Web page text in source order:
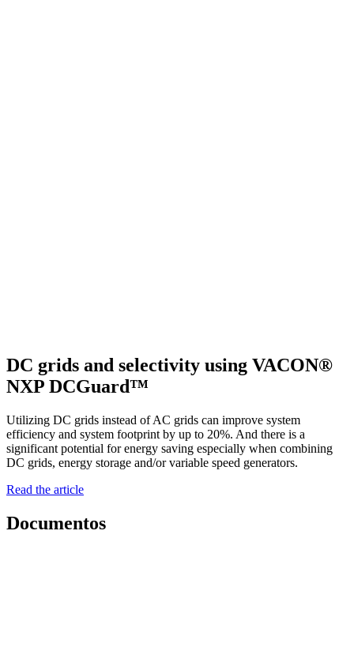
DC grids and selectivity using VACON®
NXP DCGuard™
Utilizing DC grids instead of AC grids can improve system
efficiency and system footprint by up to 20%. And there is a
significant potential for energy saving especially when combining
DC grids, energy storage and/or variable speed generators.
Read the article
Documentos